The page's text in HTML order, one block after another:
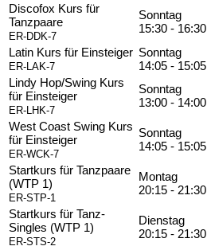
Discofox Kurs für
Tanzpaare
ER-DDK-7
Sonntag
15:30 - 16:30
Latin Kurs für Einsteiger
ER-LAK-7
Sonntag
14:05 - 15:05
Lindy Hop/Swing Kurs
für Einsteiger
ER-LHK-7
Sonntag
13:00 - 14:00
West Coast Swing Kurs
für Einsteiger
ER-WCK-7
Sonntag
14:05 - 15:05
Startkurs für Tanzpaare
(WTP 1)
ER-STP-1
Montag
20:15 - 21:30
Startkurs für Tanz-
Singles (WTP 1)
ER-STS-2
Dienstag
20:15 - 21:30